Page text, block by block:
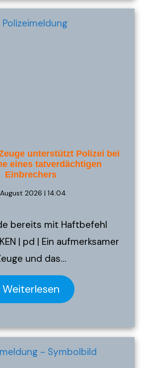
unterstützt Polizei bei
eines tatverdächtigen
Einbrechers
2026 | 14:04
bereits mit Haftbefehl
| pd | Ein aufmerksamer
und das…
Weiterlesen